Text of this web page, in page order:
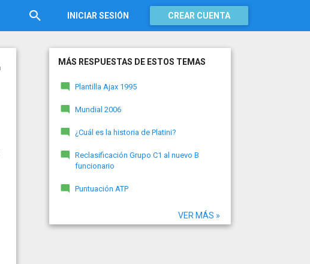
INICIAR SESIÓN CREAR CUENTA
MÁS RESPUESTAS DE ESTOS TEMAS
Plantilla Ajax 1995
Mundial 2006
¿Cuál es la historia de Platini?
Reclasificación Grupo C1 al nuevo B
funcionario
Puntuación ATP
VER MÁS »